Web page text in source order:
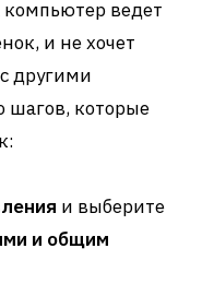
компьютер ведет
и не хочет
другими
шагов, которые
и выберите
и общим